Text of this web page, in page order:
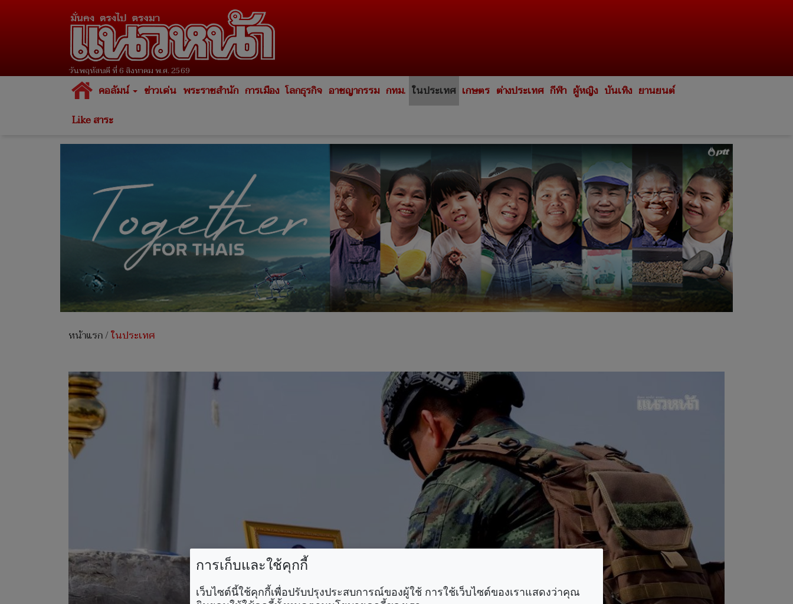
วันพฤหัสบดี ที่ 6 สิงหาคม พ.ศ. 2569
คอลัมน์ ข่าวเด่น พระราชสำนัก การเมือง โลกธุรกิจ อาชญากรรม กทม. ในประเทศ เกษตร ต่างประเทศ กีฬา ผู้หญิง บันเทิง ยานยนต์
Like สาระ
หน้าแรก/ในประเทศ
การเก็บและใช้คุกกี้
เว็บไซต์นี้ใช้คุกกี้เพื่อปรับปรุงประสบการณ์ของผู้ใช้ การใช้เว็บไซต์ของเราแสดงว่าคุณ